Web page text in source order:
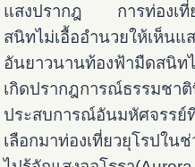
แสงปรากฎ การท่องเที่ย
สนิทไม่เอื้ออำนวยให้เห็น
อันยาวนานท้องฟ้ามืดสนิท
เกิดปรากฎการณ์ธร
ประสบการณ์อันมหัศจรรย์
เลือกมาท่องเที่ยวยุโรปใน